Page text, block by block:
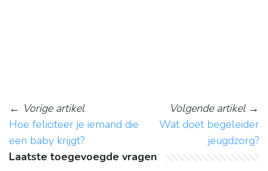
← Vorige artikel
Hoe feliciteer je iemand die
een baby krijgt?
Volgende artikel→
Wat doet begeleider
jeugdzorg?
Laatste toegevoegde vragen